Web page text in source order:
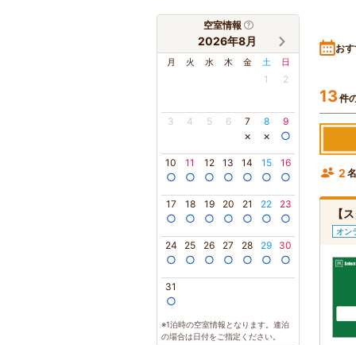
空室情報
2026年8月
月 火 水 木 金 土 日
1 2
3 4 5 6 7
×
8
×
9
○
10
○
11
○
12
○
13
○
14
○
15
○
16
○
17
○
18
○
19
○
20
○
21
○
22
○
23
○
24
○
25
○
26
○
27
○
28
○
29
○
30
○
31
○
※1泊時の空室情報となります。連泊
の場合は日付をご指定ください。
お
13 件
2
【
オン